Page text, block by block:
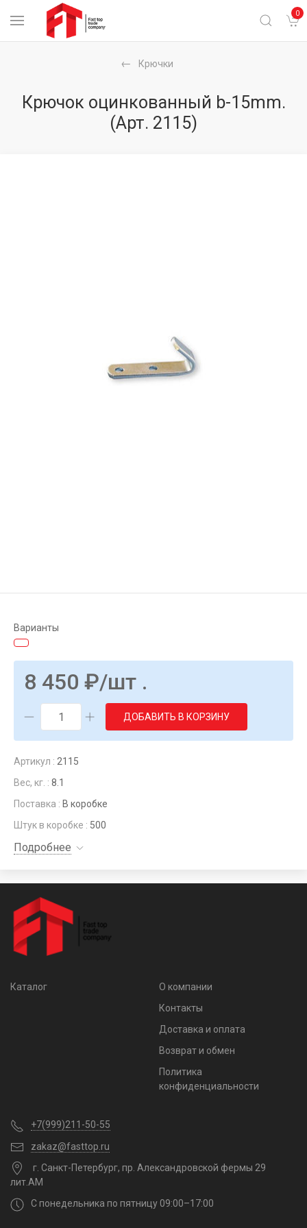
0
Крючки
Крючок оцинкованный b-15mm.
(Арт. 2115)
Варианты
8 450 ₽/шт .
ДОБАВИТЬ В КОРЗИНУ
Артикул : 2115
Вес, кг. : 8.1
Поставка : В коробке
Штук в коробке : 500
Подробнее
Каталог
О компании
Контакты
Доставка и оплата
Возврат и обмен
Политика
конфиденциальности
+7(999)211-50-55
zakaz@fasttop.ru
г. Санкт-Петербург, пр. Александровской фермы 29
лит.АМ
С понедельника по пятницу 09:00–17:00